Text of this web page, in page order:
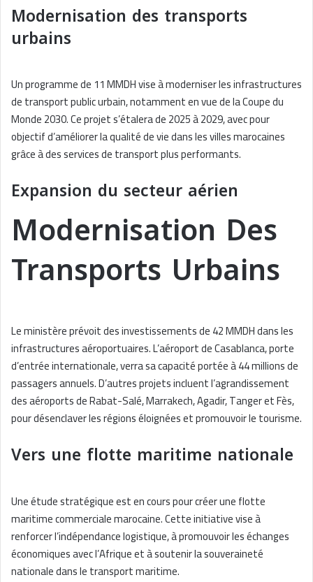
Modernisation des transports
urbains
Un programme de 11 MMDH vise à moderniser les infrastructures
de transport public urbain, notamment en vue de la Coupe du
Monde 2030. Ce projet s’étalera de 2025 à 2029, avec pour
objectif d’améliorer la qualité de vie dans les villes marocaines
grâce à des services de transport plus performants.
Expansion du secteur aérien
Modernisation Des
Transports Urbains
Le ministère prévoit des investissements de 42 MMDH dans les
infrastructures aéroportuaires. L’aéroport de Casablanca, porte
d’entrée internationale, verra sa capacité portée à 44 millions de
passagers annuels. D’autres projets incluent l’agrandissement
des aéroports de Rabat-Salé, Marrakech, Agadir, Tanger et Fès,
pour désenclaver les régions éloignées et promouvoir le tourisme.
Vers une flotte maritime nationale
Une étude stratégique est en cours pour créer une flotte
maritime commerciale marocaine. Cette initiative vise à
renforcer l’indépendance logistique, à promouvoir les échanges
économiques avec l’Afrique et à soutenir la souveraineté
nationale dans le transport maritime.